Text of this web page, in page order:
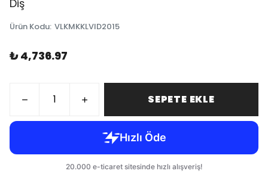
Diş
Ürün Kodu: VLKMKKLVID2015
₺ 4,736.97
SEPETE EKLE